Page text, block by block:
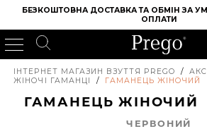
БЕЗКОШТОВНА ДОСТАВКА ТА ОБМІН ЗА
ОПЛАТИ
ІНТЕРНЕТ МАГАЗИН ВЗУТТЯ PREGO /
ЖІНОЧІ ГАМАНЦІ
/ ГАМАНЕЦЬ ЖІНОЧИЙ
ГАМАНЕЦЬ ЖІНОЧИЙ
ЧЕРВОНИЙ